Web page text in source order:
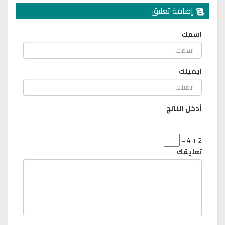
إضافة تعليق
اسمك
ايميلك
أدخل الناتج
2 + 4 =
تعليقك